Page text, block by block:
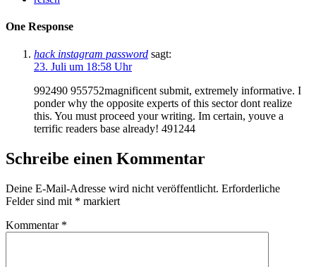
One Response
hack instagram password sagt:
23. Juli um 18:58 Uhr
992490 955752magnificent submit, extremely informative. I
ponder why the opposite experts of this sector dont realize
this. You must proceed your writing. Im certain, youve a
terrific readers base already! 491244
Schreibe einen Kommentar
Deine E-Mail-Adresse wird nicht veröffentlicht. Erforderliche
Felder sind mit * markiert
Kommentar *